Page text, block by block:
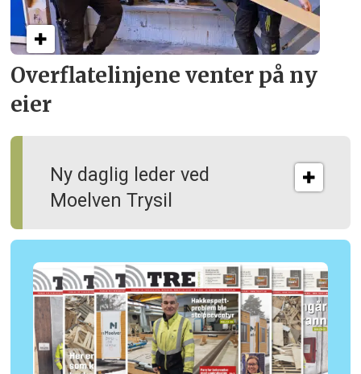
Overflate­linjene venter på ny
eier
Ny daglig leder ved
Moelven Trysil